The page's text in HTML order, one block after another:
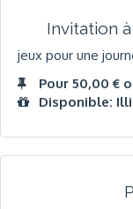
Invitation
jeux pour une
Pour 50,00 €
Disponible: